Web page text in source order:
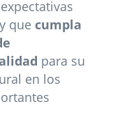
que cumpla
para su
en los